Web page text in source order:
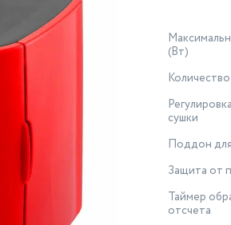
(Вт)
сушки
Поддон
Защита от
Таймер
отсчета